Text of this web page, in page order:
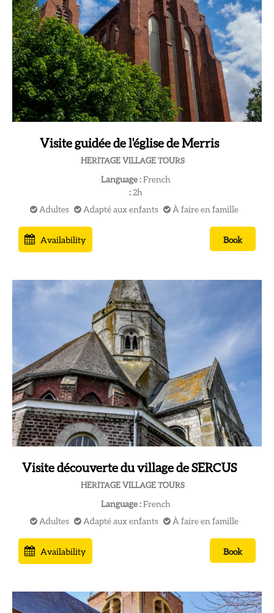
Visite guidée de l'église de Merris
HERITAGE VILLAGE TOURS
Language : French
: 2h
Adultes
Adapté aux enfants À faire en famille
Availability Book
Visite découverte du village de SERCUS
HERITAGE VILLAGE TOURS
Language : French
Adultes
Adapté aux enfants À faire en famille
Availability Book